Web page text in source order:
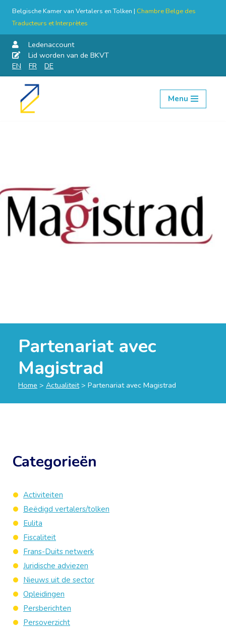
Belgische Kamer van Vertalers en Tolken | Chambre Belge des
Traducteurs et Interprètes
Ledenaccount
Lid worden van de BKVT
EN
FR DE
Skip
Menu
Partenariat avec
Magistrad
Home > Actualiteit> Partenariat avec Magistrad
Categorieën
Activiteiten
Beëdigd vertalers/tolken
Eulita
Fiscaliteit
Frans-Duits netwerk
Juridische adviezen
Nieuws uit de sector
Opleidingen
Persberichten
Persoverzicht